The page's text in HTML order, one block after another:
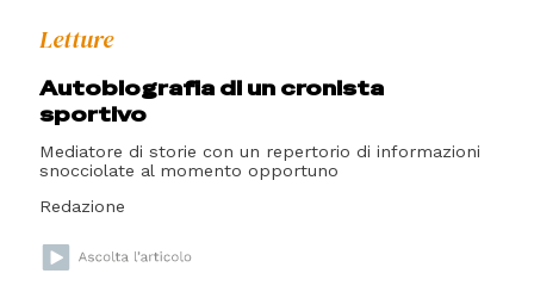
Letture
Autobiografia di un cronista
sportivo
Mediatore di storie con un repertorio di informazioni
snocciolate al momento opportuno
Redazione